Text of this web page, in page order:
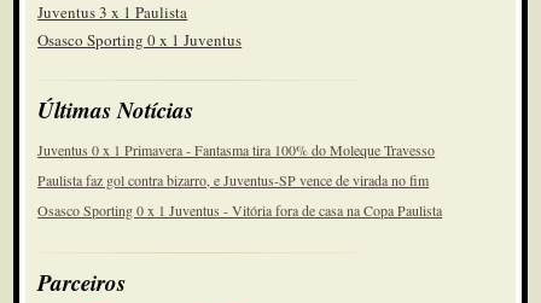
Juventus 3 x 1 Paulista
Osasco Sporting 0 x 1 Juventus
Últimas Notícias
Juventus 0 x 1 Primavera - Fantasma tira 100% do Moleque Travesso
Paulista faz gol contra bizarro, e Juventus-SP vence de virada no fim
Osasco Sporting 0 x 1 Juventus - Vitória fora de casa na Copa Paulista
Parceiros